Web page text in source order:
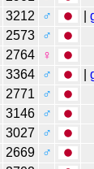
3212 ♂ |
2573
♂
2764
♀
3364 ♂ |
2771
♂
3146
♂
3027
♂
2669
♂